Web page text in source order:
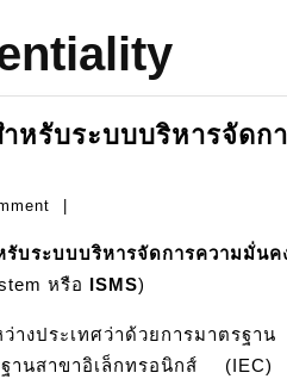
หรับระบบบริหารจัดก
ตรฐาน
รับระบบบริหารจัดการความมั่น
หรือ ISMS)
ว่างประเทศว่าด้วยการมาตร
ฐานสาขาอิเล็กทรอนิกส์